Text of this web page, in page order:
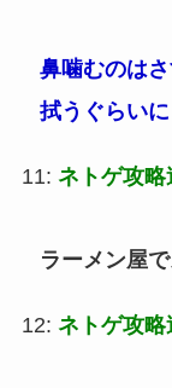
鼻噛むのは
拭うぐらい
11: ネトゲ攻略
ラーメン屋
12: ネトゲ攻略